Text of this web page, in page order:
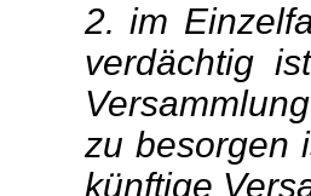
2. im
verdächtig
zu besorgen
künftige